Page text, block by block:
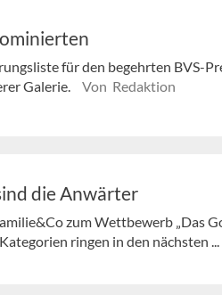
für den begehrten BVS-
Galerie.
Von Redaktion
die Anwärter
zum Wettbewerb „Das
ringen in den nächsten ...